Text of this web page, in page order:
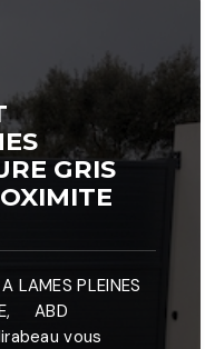
GRIS
LAMES PLEINES
ABD
vous